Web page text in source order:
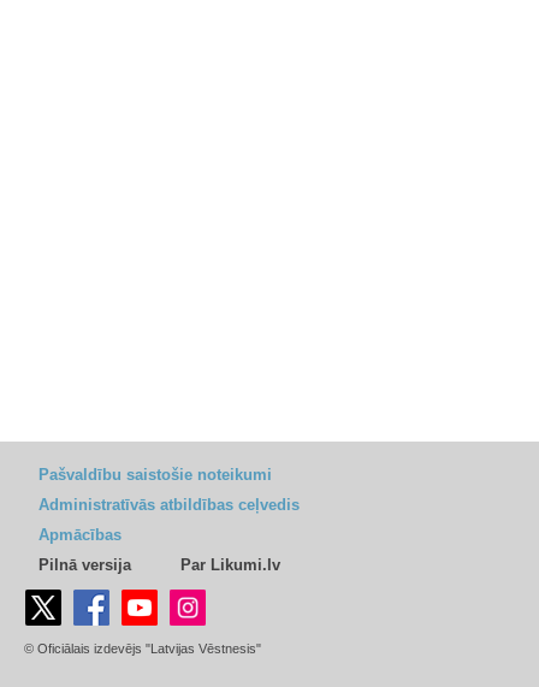
Pašvaldību saistošie noteikumi
Administratīvās atbildības ceļvedis
Apmācības
Pilnā versija
Par Likumi.lv
© Oficiālais izdevējs "Latvijas Vēstnesis"